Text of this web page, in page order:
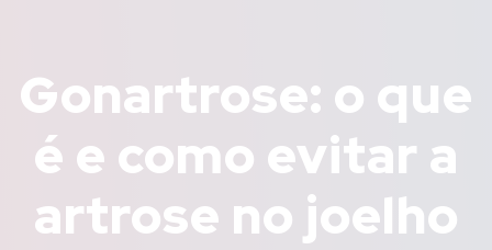
Gonartrose: o que
é e como evitar a
artrose no joelho